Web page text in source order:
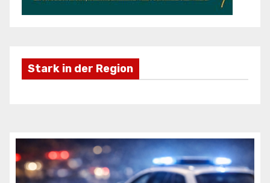
Stark in der Region